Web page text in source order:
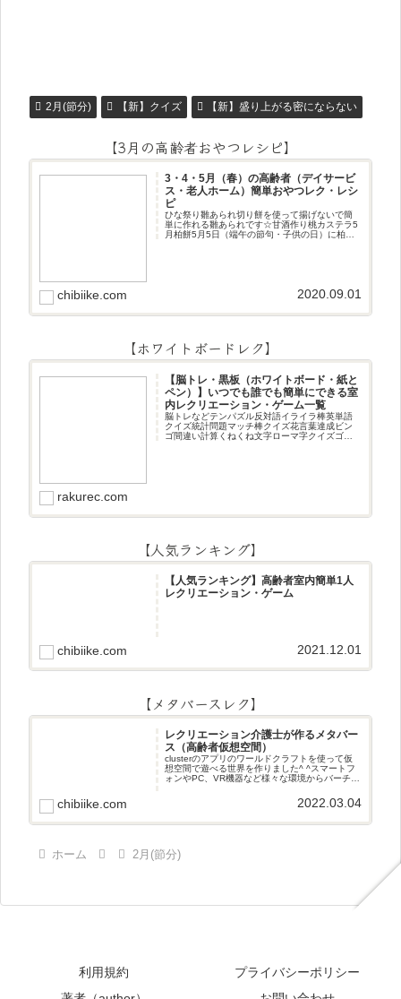
2月(節分) 【新】クイズ 【新】盛り上がる密にならない
【3月の高齢者おやつレシピ】
3・4・5月（春）の高齢者（デイサービ
ス・老人ホーム）簡単おやつレク・レシ
ピ
ひな祭り雛あられ切り餅を使って揚げないで簡
単に作れる雛あられです☆甘酒作り桃カステラ5
月柏餅5月5日（端午の節句・子供の日）に柏餅
chibiike.com 2020.09.01
【ホワイトボードレク】
【脳トレ・黒板（ホワイトボード・紙と
ペン）】いつでも誰でも簡単にできる室
内レクリエーション・ゲーム一覧
脳トレなどテンパズル反対語イライラ棒英単語
クイズ統計問題マッチ棒クイズ花言葉達成ビン
ゴ間違い計算くねくね文字ローマ字クイズゴロ
rakurec.com
【人気ランキング】
【人気ランキング】高齢者室内簡単1人
レクリエーション・ゲーム
chibiike.com 2021.12.01
【メタバースレク】
レクリエーション介護士が作るメタバー
ス（高齢者仮想空間）
clusterのアプリのワールドクラフトを使って仮
想空間で遊べる世界を作りました^ ^スマートフ
ォンやPC、VR機器など様々な環境からバーチャ
chibiike.com 2022.03.04
ホーム 2月(節分)
利用規約
プライバシーポリシー